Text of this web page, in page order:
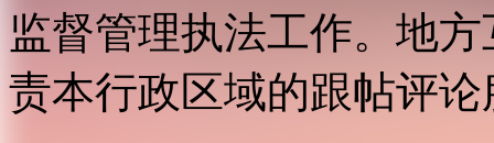
监督管理执法工作。地
责本行政区域的跟帖评